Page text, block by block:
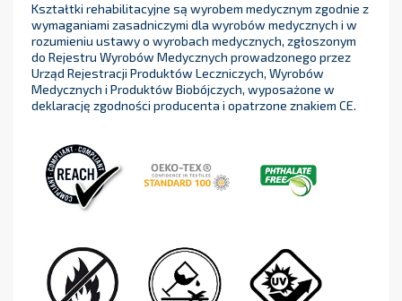
Kształtki rehabilitacyjne są wyrobem medycznym zgodnie z
wymaganiami zasadniczymi dla wyrobów medycznych i w
rozumieniu ustawy o wyrobach medycznych, zgłoszonym
do Rejestru Wyrobów Medycznych prowadzonego przez
Urząd Rejestracji Produktów Leczniczych, Wyrobów
Medycznych i Produktów Biobójczych, wyposażone w
deklarację zgodności producenta i opatrzone znakiem CE.